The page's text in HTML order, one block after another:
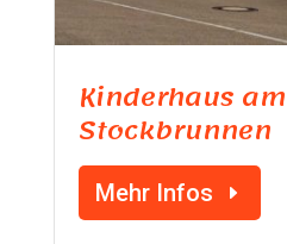
Kinderhaus am
Stockbrunnen
Mehr Infos